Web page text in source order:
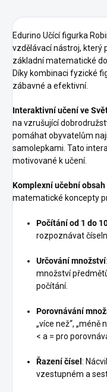
Edurino Učící figurka
vzdělávací nástroj, který
základní matematické
Díky kombinaci fyzické
zábavné a efektivní.
Interaktivní učení ve
na vzrušující
pomáhat obyvatelům
samolepkami. Tato
motivované k učení.
Komplexní učební obsah
matematické koncepty
Počítání od 1 do
rozpoznávat
Určování množství
množství
počítání.
Porovnávání
„více než“, „méně
< a = pro
Řazení čísel :
vzestupném a